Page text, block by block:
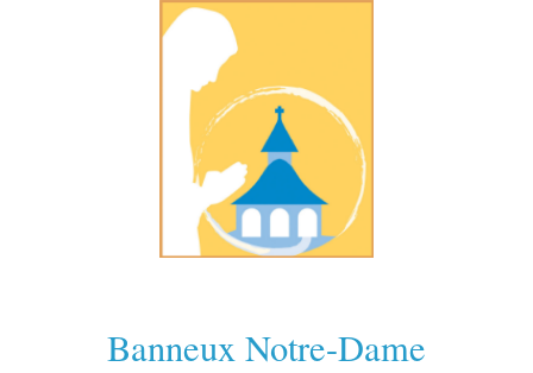
Banneux Notre-Dame